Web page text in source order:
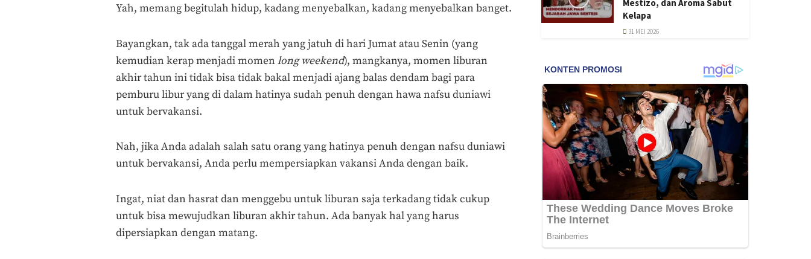
Yah, memang begitulah hidup, kadang menyebalkan, kadang menyebalkan banget.
Bayangkan, tak ada tanggal merah yang jatuh di hari Jumat atau Senin (yang
kemudian kerap menjadi momen long weekend), mangkanya, momen liburan
akhir tahun ini tidak bisa tidak bakal menjadi ajang balas dendam bagi para
pemburu libur yang di dalam hatinya sudah penuh dengan hawa nafsu duniawi
untuk bervakansi.
Nah, jika Anda adalah salah satu orang yang hatinya penuh dengan nafsu duniawi
untuk bervakansi, Anda perlu mempersiapkan vakansi Anda dengan baik.
Ingat, niat dan hasrat dan menggebu untuk liburan saja terkadang tidak cukup
untuk bisa mewujudkan liburan akhir tahun. Ada banyak hal yang harus
dipersiapkan dengan matang.
Mestizo, dan Aroma Sabut
Kelapa
31 MEI 2026